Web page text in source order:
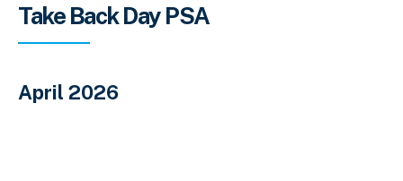
Sobrescribir enlaces de ayuda a la
Take Back Day PSA
April 2026